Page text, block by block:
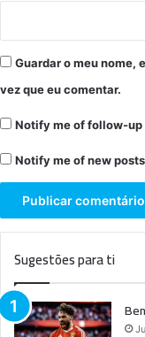
Guardar o meu nome,
vez que eu comentar.
Notify me of follow-up
Notify me of new
Sugestões para ti